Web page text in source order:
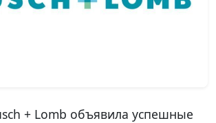
+ Lomb объявила успешные